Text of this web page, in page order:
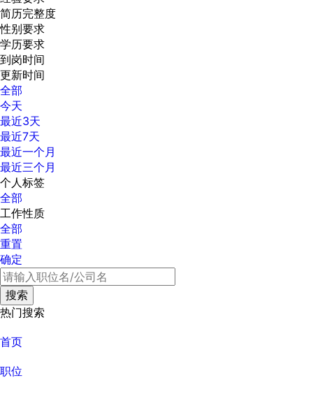
简历完整度
性别要求
学历要求
到岗时间
更新时间
全部
今天
最近3天
最近7天
最近一个月
最近三个月
个人标签
全部
工作性质
全部
重置
确定
热门搜索
首页
职位